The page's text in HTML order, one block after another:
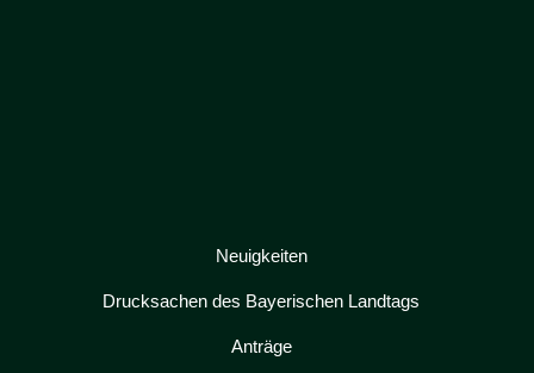
Neuigkeiten
Drucksachen des Bayerischen Landtags
Anträge